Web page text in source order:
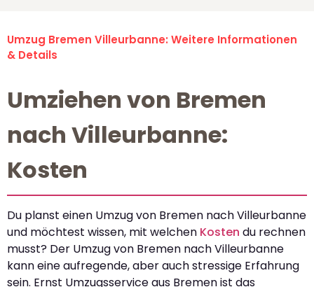
Umzug Bremen Villeurbanne: Weitere Informationen
& Details
Umziehen von Bremen
nach Villeurbanne:
Kosten
Du planst einen Umzug von Bremen nach Villeurbanne
und möchtest wissen, mit welchen Kosten du rechnen
musst? Der Umzug von Bremen nach Villeurbanne
kann eine aufregende, aber auch stressige Erfahrung
sein. Ernst Umzugsservice aus Bremen ist das